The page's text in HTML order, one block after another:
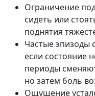
Ограничение
сидеть или
поднятия
Частые эпизоды
если состояние
периоды
но затем боль
Ощущение